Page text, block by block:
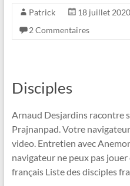
Patrick 18 juillet 2020
2 Commentaires
Disciples
Arnaud Desjardins racontre
Prajnanpad. Votre
video. Entretien avec
navigateur ne peux pas
français Liste des disciples